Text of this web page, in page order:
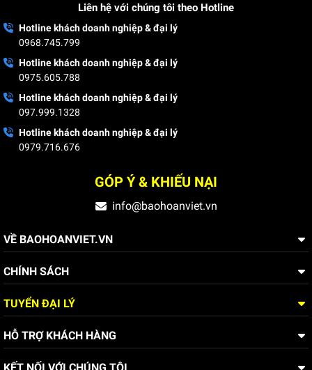
Liên hệ với chúng tôi theo Hotline
Hotline khách doanh nghiệp & đại lý
0968.745.799
Hotline khách doanh nghiệp & đại lý
0975.605.788
Hotline khách doanh nghiệp & đại lý
097.999.1328
Hotline khách doanh nghiệp & đại lý
0979.716.676
GÓP Ý & KHIẾU NẠI
info@baohoanviet.vn
VỀ BAOHOANVIET.VN
CHÍNH SÁCH
TUYỂN ĐẠI LÝ
HỖ TRỢ KHÁCH HÀNG